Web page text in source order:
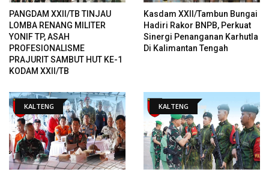
PANGDAM XXII/TB TINJAU
LOMBA RENANG MILITER
YONIF TP, ASAH
PROFESIONALISME
PRAJURIT SAMBUT HUT KE-1
KODAM XXII/TB
Kasdam XXII/Tambun Bungai
Hadiri Rakor BNPB, Perkuat
Sinergi Penanganan Karhutla
Di Kalimantan Tengah
KALTENG KALTENG